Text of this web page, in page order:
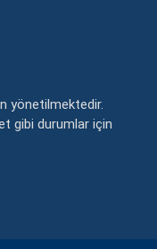
yönetilmektedir.
gibi durumlar için